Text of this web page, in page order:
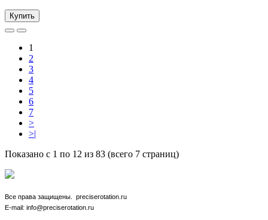
Купить
1
2
3
4
5
6
7
>
>|
Показано с 1 по 12 из 83 (всего 7 страниц)
Все права защищены. preciserotation.ru
E-mail: info@preciserotation.ru